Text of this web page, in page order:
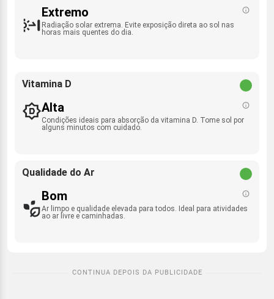
Extremo
Radiação solar extrema. Evite exposição direta ao sol nas
horas mais quentes do dia.
Vitamina D
Alta
Condições ideais para absorção da vitamina D. Tome sol por
alguns minutos com cuidado.
Qualidade do Ar
Bom
Ar limpo e qualidade elevada para todos. Ideal para atividades
ao ar livre e caminhadas.